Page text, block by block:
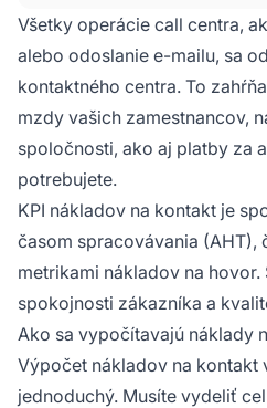
merajú, koľko stojí každá
zákazníkom.
Všetky operácie call centra,
alebo odoslanie e-mailu, sa
kontaktného centra. To
mzdy vašich zamestnancov,
spoločnosti, ako aj platby za
potrebujete.
KPI nákladov na kontakt je
časom spracovávania (AHT),
metrikami nákladov na hovor.
spokojnosti zákazníka a
Ako sa vypočítavajú náklady
Výpočet nákladov na kontakt
jednoduchý. Musíte vydeliť